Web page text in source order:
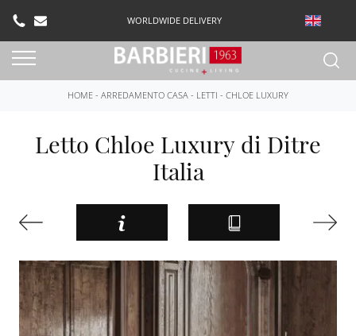
WORLDWIDE DELIVERY
HOME - ARREDAMENTO CASA - LETTI - CHLOE LUXURY
Letto Chloe Luxury di Ditre
Italia